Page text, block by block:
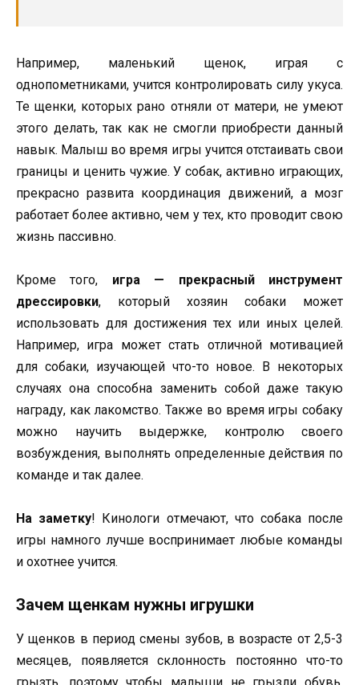
Например, маленький щенок, играя с
однопометниками, учится контролировать силу укуса.
Те щенки, которых рано отняли от матери, не умеют
этого делать, так как не смогли приобрести данный
навык. Малыш во время игры учится отстаивать свои
границы и ценить чужие. У собак, активно играющих,
прекрасно развита координация движений, а мозг
работает более активно, чем у тех, кто проводит свою
жизнь пассивно.
Кроме того, игра — прекрасный инструмент
дрессировки, который хозяин собаки может
использовать для достижения тех или иных целей.
Например, игра может стать отличной мотивацией
для собаки, изучающей что-то новое. В некоторых
случаях она способна заменить собой даже такую
награду, как лакомство. Также во время игры собаку
можно научить выдержке, контролю своего
возбуждения, выполнять определенные действия по
команде и так далее.
На заметку! Кинологи отмечают, что собака после
игры намного лучше воспринимает любые команды
и охотнее учится.
Зачем щенкам нужны игрушки
У щенков в период смены зубов, в возрасте от 2,5-3
месяцев, появляется склонность постоянно что-то